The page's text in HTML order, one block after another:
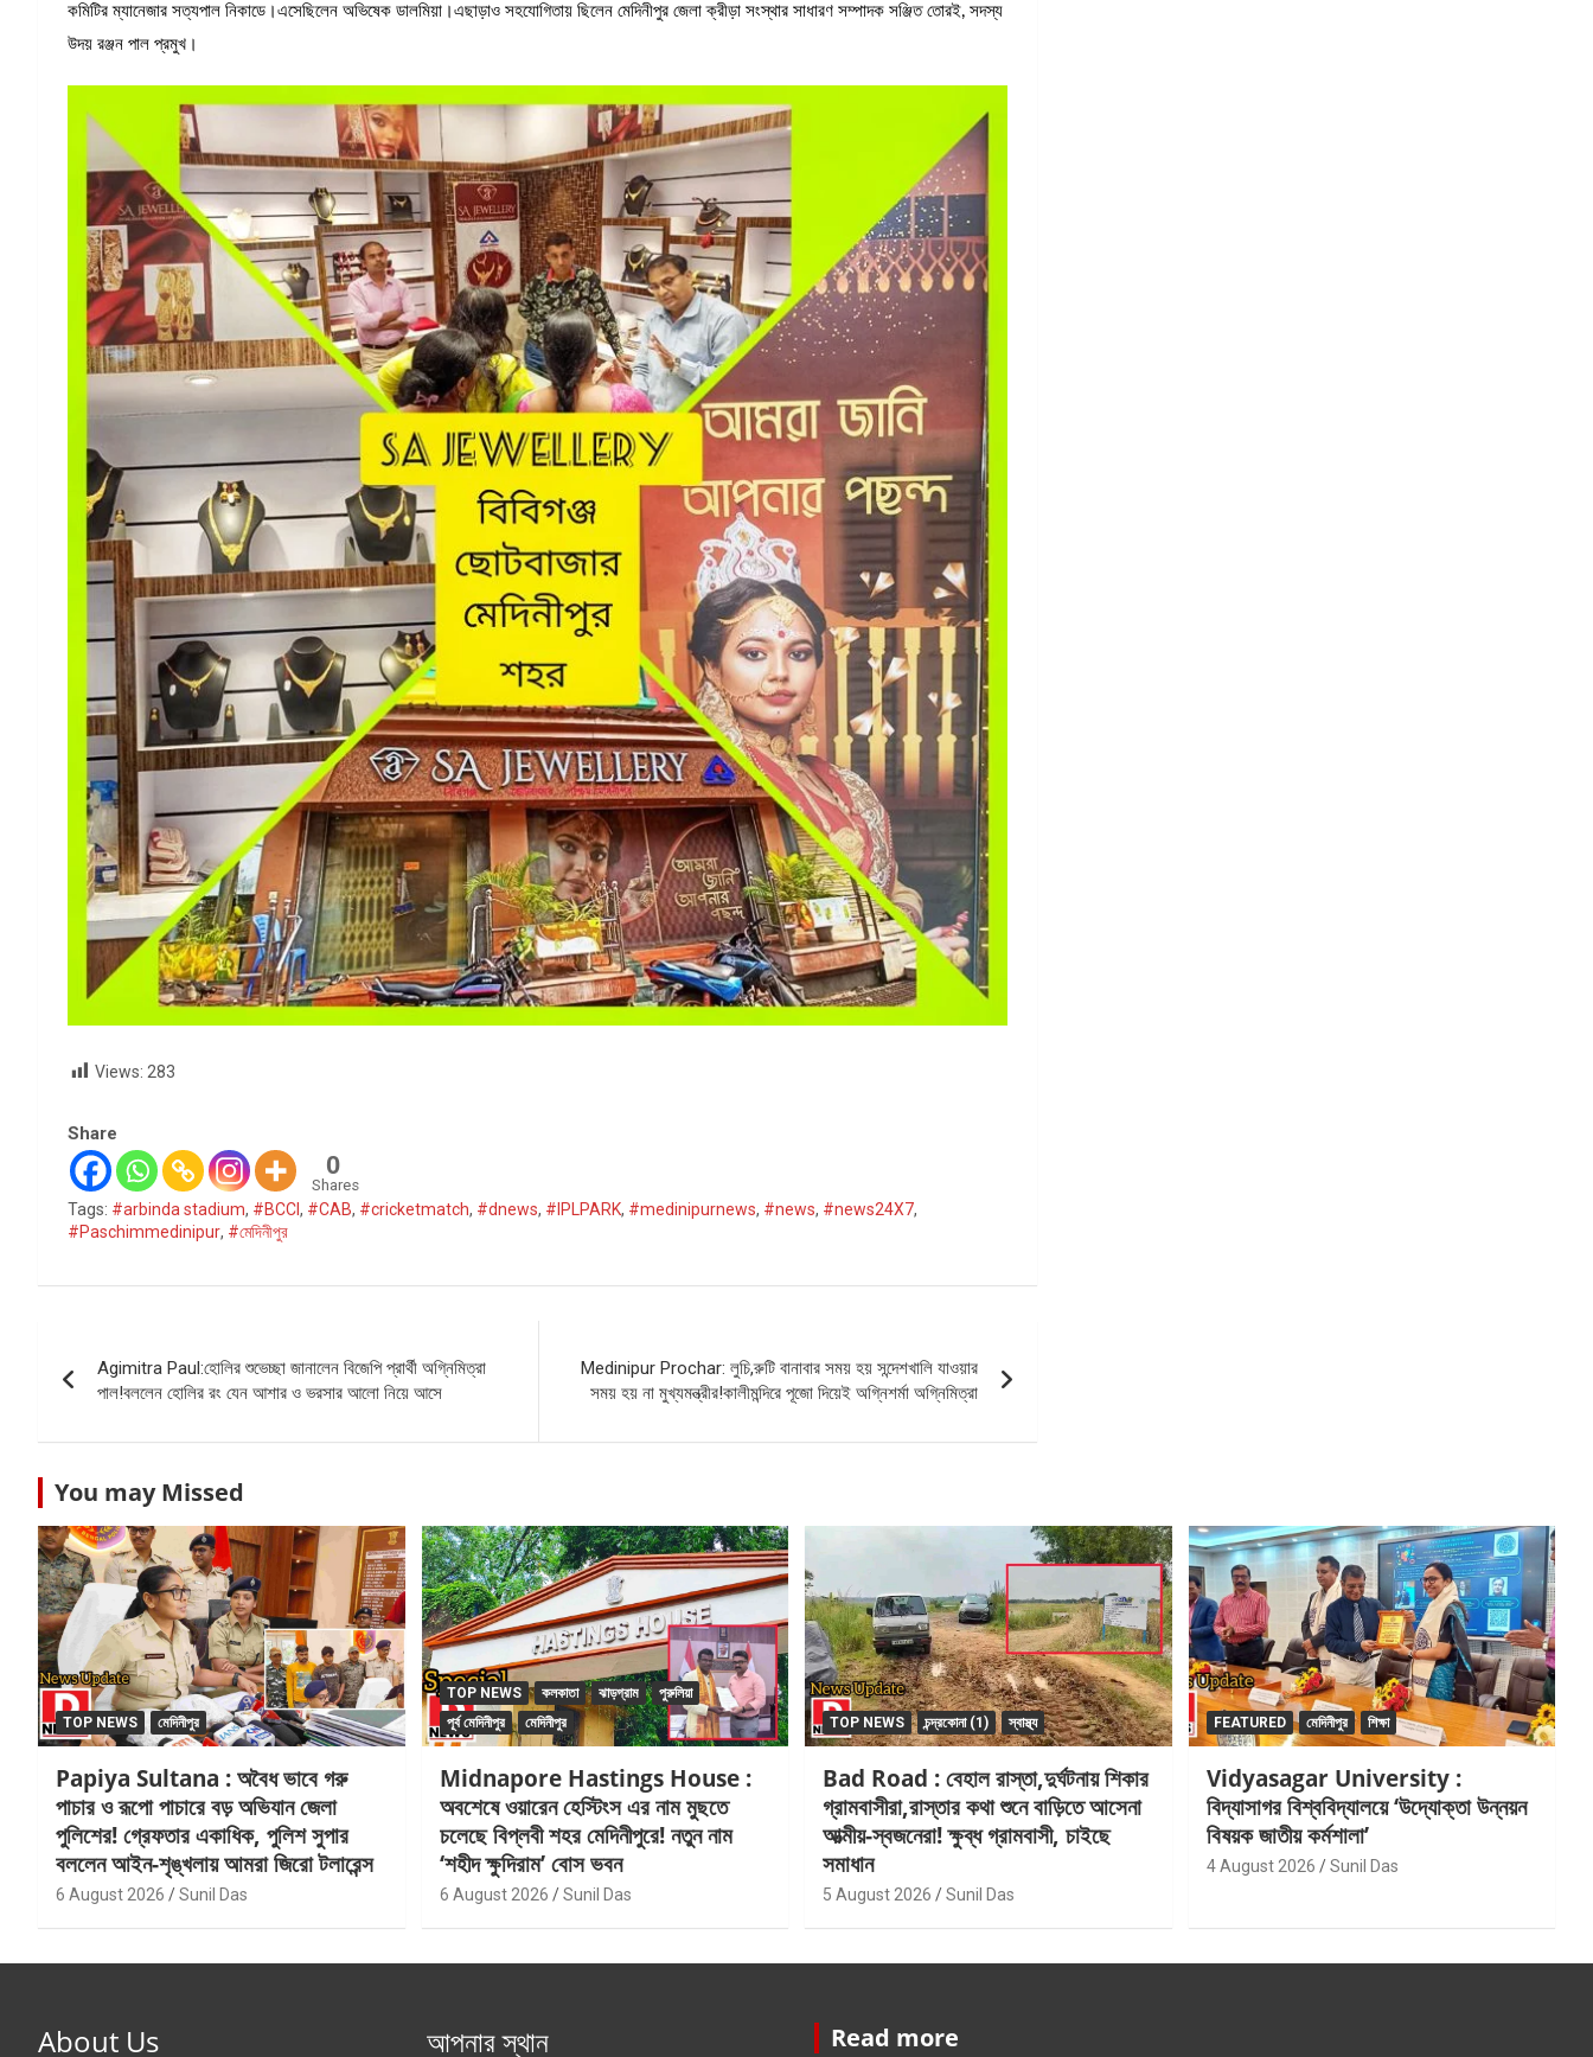
কমিটির ম্যানেজার সত্যপাল নিকাডে।এসেছিলেন অভিষেক ডালমিয়া।এছাড়াও সহযোগিতায় ছিলেন মেদিনীপুর জেলা ক্রীড়া সংস্থার সাধারণ সম্পাদক সঞ্জিত তোরই, সদস্য
উদয় রঞ্জন পাল প্রমুখ।
Views: 283
Share
0
Shares
Tags: #arbinda stadium, #BCCI, #CAB, #cricketmatch, #dnews, #IPLPARK, #medinipurnews, #news, #news24X7,
#Paschimmedinipur, #মেদিনীপুর
navigation
Agimitra Paul:হোলির শুভেচ্ছা জানালেন বিজেপি প্রার্থী অগ্নিমিত্রা
পাল!বললেন হোলির রং যেন আশার ও ভরসার আলো নিয়ে আসে
Medinipur Prochar: লুচি,রুটি বানাবার সময় হয় সন্দেশখালি যাওয়ার
সময় হয় না মুখ্যমন্ত্রীর!কালীমন্দিরে পূজো দিয়েই অগ্নিশর্মা অগ্নিমিত্রা
You may Missed
TOP NEWS মেদিনীপুর
Papiya Sultana : অবৈধ ভাবে গরু
পাচার ও রূপো পাচারে বড় অভিযান জেলা
পুলিশের! গ্রেফতার একাধিক, পুলিশ সুপার
বললেন আইন-শৃঙ্খলায় আমরা জিরো টলারেন্স
6 August 2026 Sunil Das
TOP NEWS কলকাতা ঝাড়গ্রাম
পুরুলিয়া
পূর্ব মেদিনীপুর
মেদিনীপুর
Midnapore Hastings House :
অবশেষে ওয়ারেন হেস্টিংস এর নাম মুছতে
চলেছে বিপ্লবী শহর মেদিনীপুরে! নতুন নাম
‘শহীদ ক্ষুদিরাম’ বোস ভবন
6 August 2026 Sunil Das
TOP NEWS চন্দ্রকোনা (1) স্বাস্থ্য
Bad Road : বেহাল রাস্তা,দুর্ঘটনায় শিকার
গ্রামবাসীরা,রাস্তার কথা শুনে বাড়িতে আসেনা
আত্মীয়-স্বজনেরা! ক্ষুব্ধ গ্রামবাসী, চাইছে
সমাধান
5 August 2026 Sunil Das
FEATURED মেদিনীপুর শিক্ষা
Vidyasagar University :
বিদ্যাসাগর বিশ্ববিদ্যালয়ে ‘উদ্যোক্তা উন্নয়ন
বিষয়ক জাতীয় কর্মশালা’
4 August 2026 Sunil Das
About Us আপনার স্থান Read more